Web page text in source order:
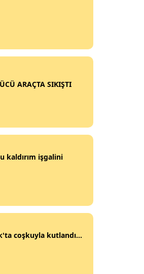
ARAÇTA SIKIŞTI
kaldırım işgalini
coşkuyla kutlandı...